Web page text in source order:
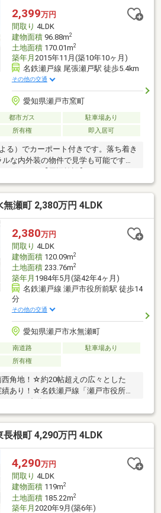
2,399万円
間取り 4LDK
建物面積96.88m2
土地面積170.01m2
築年月 2015年11月(築10年10ヶ月)
名鉄瀬戸線 尾張瀬戸駅 徒歩5.4km
その他の交通
愛知県瀬戸市窯町
都市ガス
駐車場あり
所有権 即入居可
る）でカーポート付きです。落ち着き
な内外装の物件で見学も可能ですの
徒歩26分2.買い物 ゲンキー品野店
物 V・drug瀬戸品野店 まで2250m
瀬戸線 尾張瀬戸駅 車13分 駅までの
戸市役所前駅 車15分 駅までの距離
瀬町 2,380万円 4LDK
2,380万円
間取り 4LDK
建物面積120.09m2
土地面積233.76m2
築年月 1984年5月(築42年4ヶ月)
名鉄瀬戸線 瀬戸市役所前駅 徒歩14
分
その他の交通
愛知県瀬戸市水無瀬町
南道路
駐車場あり
所有権
角地！☆約20帖超えの広々とした
あり！☆名鉄瀬戸線「瀬戸市役所」
ス２台分あり！
根町 4,290万円 4LDK
4,290万円
間取り 4LDK
建物面積119m2
土地面積185.22m2
築年月 2020年9月(築6年)